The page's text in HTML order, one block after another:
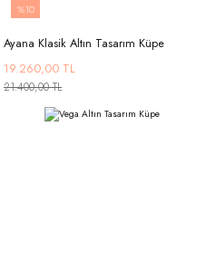
%10
Ayana Klasik Altın Tasarım Küpe
19.260,00 TL
21.400,00 TL